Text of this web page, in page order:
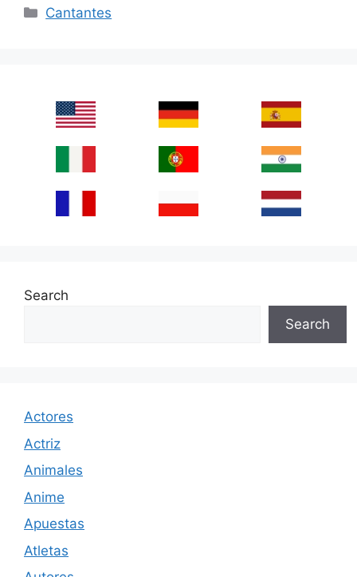
Categories
Cantantes
Search
Search
Actores
Actriz
Animales
Anime
Apuestas
Atletas